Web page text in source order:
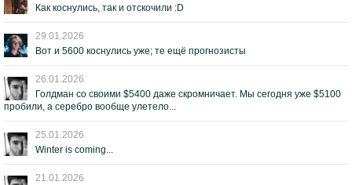
Как коснулись, так и отскочили :D
29.01.2026
Вот и 5600 коснулись уже; те ещё прогнозисты
26.01.2026
Голдман со своими $5400 даже скромничает. Мы сегодня уже $5100
пробили, а серебро вообще улетело...
25.01.2026
Winter is coming...
21.01.2026